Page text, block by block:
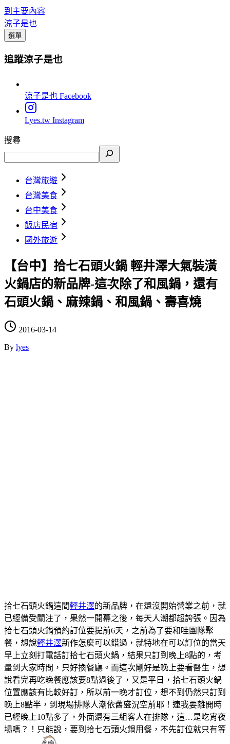
到主要內容
涼子是也
選單
追蹤涼子是也
涼子是也 Facebook
Lyes.tw Instagram
搜尋
台灣旅遊
台灣美食
台中美食
飯店民宿
國外旅遊
【台中】拾七石頭火鍋 輕井澤大氣裝潢
火鍋店的新品牌-這次除了和風鍋，還有
石頭火鍋、麻辣鍋、和風鍋、壽喜燒
2016-03-14
By lyes
拾七石頭火鍋這間輕井澤的新品牌，在還沒開始營業之前，就
已經備受關注了，果然一開幕之後，每天人潮都超誇張。因為
拾七石頭火鍋預約訂位要提前6天，之前為了要和哇團隊聚
餐，想說輕井澤新作怎麼可以錯過，就特地在可以訂位的當天
早上立刻打電話訂拾七石頭火鍋，結果只訂到晚上8點的，考
量到大家時間，只好換餐廳。而這次剛好是晚上要看醫生，想
說看完再吃晚餐應該要8點過後了，又是平日，拾七石頭火鍋
位置應該有比較好訂，所以前一晚才訂位，想不到仍然只訂到
晚上8點半，到現場排隊人潮依舊盛況空前耶！連我要離開時
已經晚上10點多了，外面還有三組客人在排隊，這…是吃宵夜
場嗎？！只能說，要到拾七石頭火鍋用餐，不先訂位就只有等